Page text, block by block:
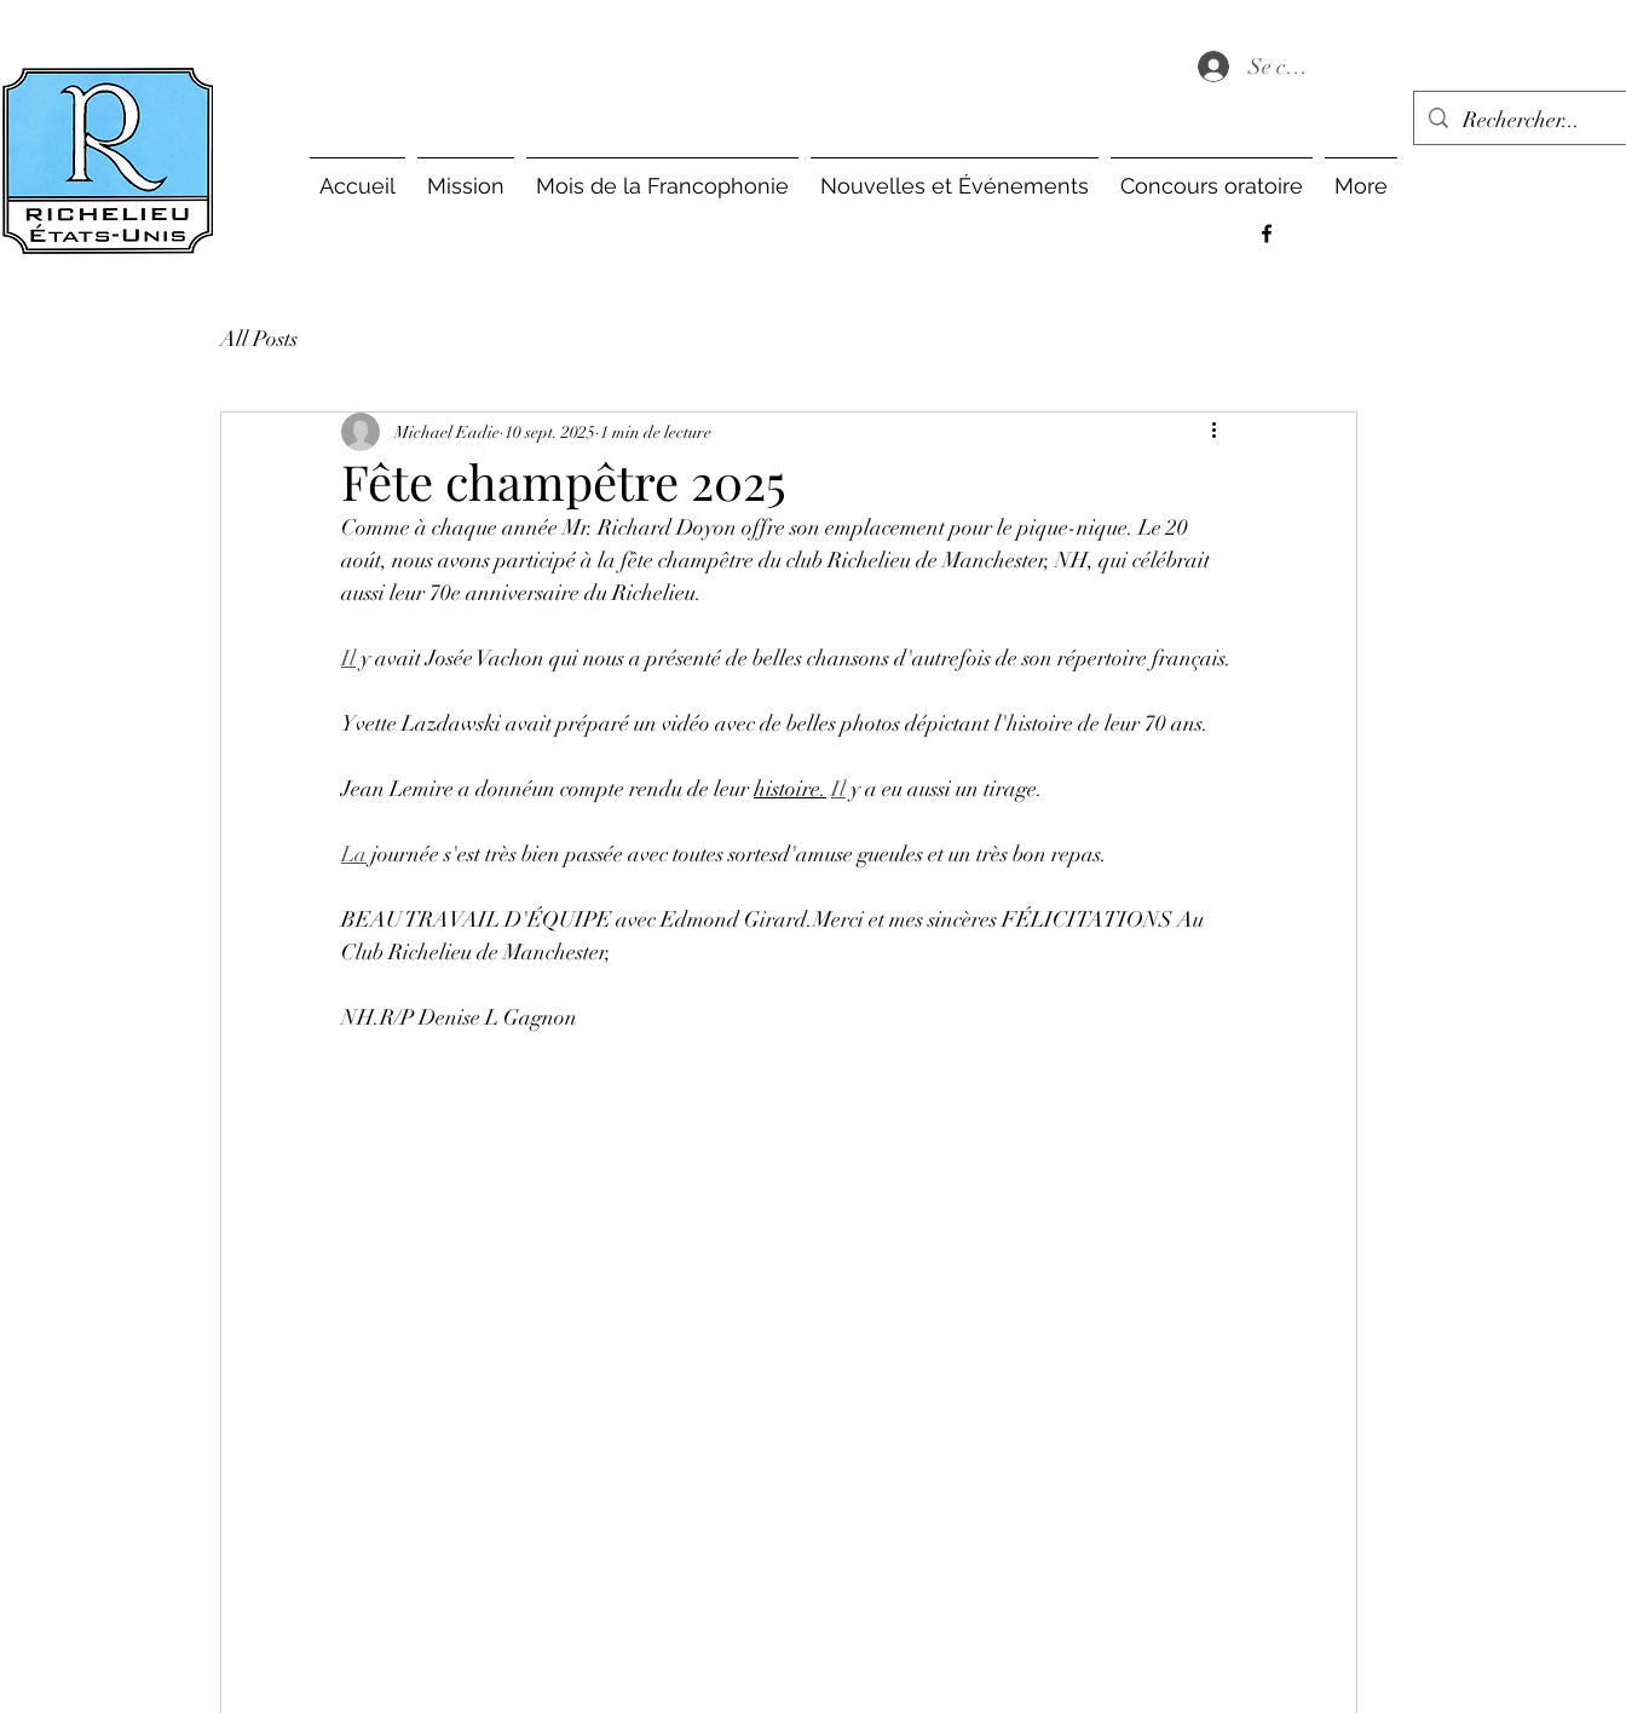
Se connecter
Accueil Mission Mois de la Francophonie Nouvelles et Événements Concours oratoire More
All Posts
Fête champêtre 2025
Michael Eadie 10 sept. 2025 1 min de lecture
Comme à chaque année Mr. Richard Doyon offre son emplacement pour le pique-nique. Le 20
aoút, nous avons participé à la fête champêtre du club Richelieu de Manchester, NH, qui célébrait
aussi leur 70e anniversaire du Richelieu.
Il y avait Josée Vachon qui nous a présenté de belles chansons d'autrefois de son répertoire français.
Yvette Lazdawski avait préparé un vidéo avec de belles photos dépictant l'histoire de leur 70 ans.
Jean Lemire a donnéun compte rendu de leur histoire. Il y a eu aussi un tirage.
La journée s'est très bien passée avec toutes sortesd'amuse gueules et un très bon repas.
BEAU TRAVAIL D'ÉQUIPE avec Edmond Girard.Merci et mes sincères FÉLICITATIONS Au
Club Richelieu de Manchester,
NH.R/P Denise L Gagnon